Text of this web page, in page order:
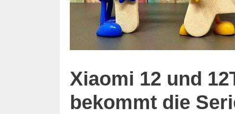
Xiaomi 12 und
bekommt die